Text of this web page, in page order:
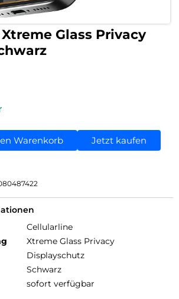
Glass Privacy
Warenkorb Jetzt kaufen
Cellularline
Xtreme Glass Privacy
Displayschutz
Schwarz
sofort verfügbar